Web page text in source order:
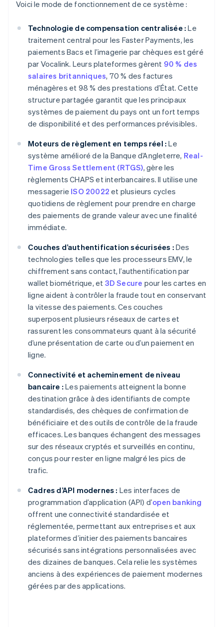
Voici le mode de fonctionnement de ce système :
Technologie de compensation centralisée : Le
traitement central pour les Faster Payments, les
paiements Bacs et l’imagerie par chèques est géré
par Vocalink. Leurs plateformes gèrent 90 % des
salaires britanniques, 70 % des factures
ménagères et 98 % des prestations d’État. Cette
structure partagée garantit que les principaux
systèmes de paiement du pays ont un fort temps
de disponibilité et des performances prévisibles.
Moteurs de règlement en temps réel : Le
système amélioré de la Banque d’Angleterre, Real-
Time Gross Settlement (RTGS), gère les
règlements CHAPS et interbancaires. Il utilise une
messagerie ISO 20022 et plusieurs cycles
quotidiens de règlement pour prendre en charge
des paiements de grande valeur avec une finalité
immédiate.
Couches d’authentification sécurisées : Des
technologies telles que les processeurs EMV, le
chiffrement sans contact, l’authentification par
wallet biométrique, et 3D Secure pour les cartes en
ligne aident à contrôler la fraude tout en conservant
la vitesse des paiements. Ces couches
superposent plusieurs réseaux de cartes et
rassurent les consommateurs quant à la sécurité
d’une présentation de carte ou d’un paiement en
ligne.
Connectivité et acheminement de niveau
bancaire : Les paiements atteignent la bonne
destination grâce à des identifiants de compte
standardisés, des chèques de confirmation de
bénéficiaire et des outils de contrôle de la fraude
efficaces. Les banques échangent des messages
sur des réseaux cryptés et surveillés en continu,
conçus pour rester en ligne malgré les pics de
trafic.
Cadres d’API modernes : Les interfaces de
programmation d’application (API) d’open banking
offrent une connectivité standardisée et
réglementée, permettant aux entreprises et aux
plateformes d’initier des paiements bancaires
sécurisés sans intégrations personnalisées avec
des dizaines de banques. Cela relie les systèmes
anciens à des expériences de paiement modernes
gérées par des applications.